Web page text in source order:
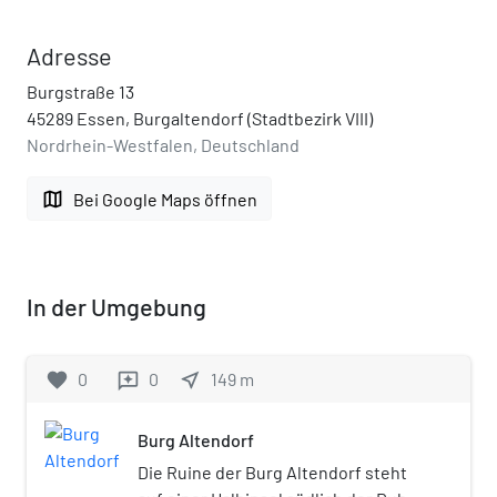
Adresse
Burgstraße 13
45289 Essen, Burgaltendorf (Stadtbezirk VIII)
Nordrhein-Westfalen, Deutschland
map Bei Google Maps öffnen
In der Umgebung
favorite 0 reviews 0 near_me 149 m
Burg Altendorf
Die Ruine der Burg Altendorf steht